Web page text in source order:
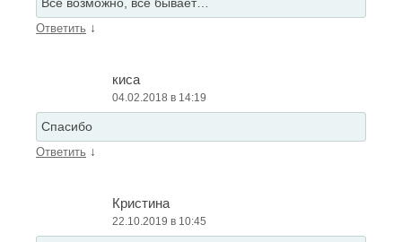
Ответить ↓
киса
04.02.2018 в 14:19
Спасибо
Ответить ↓
Кристина
22.10.2019 в 10:45